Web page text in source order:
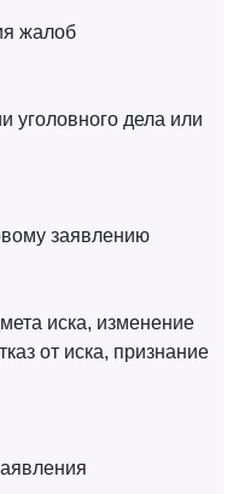
жалоб
уголовного дела или
заявлению
иска, изменение
от иска, признание